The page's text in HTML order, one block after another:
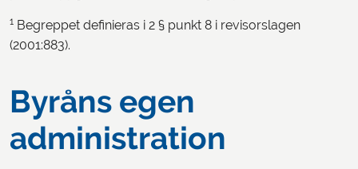
1 Begreppet definieras i 2 § punkt 8 i revisorslagen
(2001:883).
Byråns egen
administration